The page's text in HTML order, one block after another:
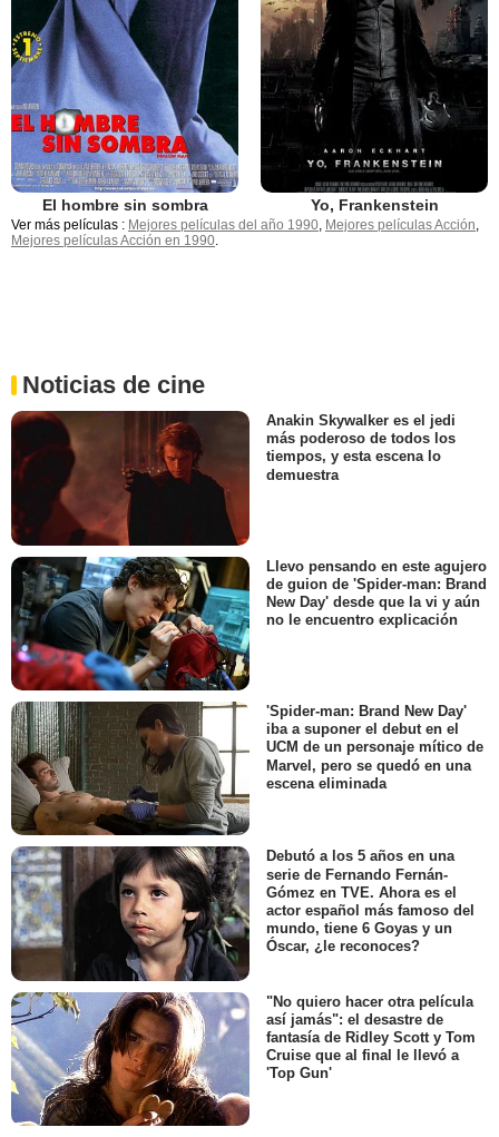
El hombre sin sombra Yo, Frankenstein
Ver más películas : Mejores películas del año 1990, Mejores películas Acción,
Mejores películas Acción en 1990.
Noticias de cine
Anakin Skywalker es el jedi
más poderoso de todos los
tiempos, y esta escena lo
demuestra
Llevo pensando en este agujero
de guion de 'Spider-man: Brand
New Day' desde que la vi y aún
no le encuentro explicación
'Spider-man: Brand New Day'
iba a suponer el debut en el
UCM de un personaje mítico de
Marvel, pero se quedó en una
escena eliminada
Debutó a los 5 años en una
serie de Fernando Fernán-
Gómez en TVE. Ahora es el
actor español más famoso del
mundo, tiene 6 Goyas y un
Óscar, ¿le reconoces?
"No quiero hacer otra película
así jamás": el desastre de
fantasía de Ridley Scott y Tom
Cruise que al final le llevó a
'Top Gun'